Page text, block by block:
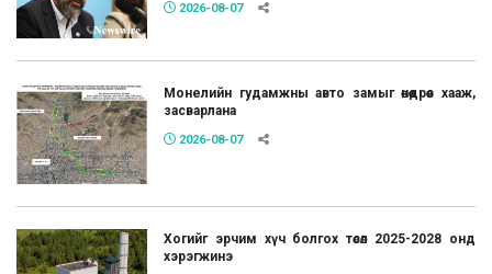
2026-08-07
Монелийн гудамжны авто замыг өнөөдрөөс хааж,
засварлана
2026-08-07
Хогийг эрчим хүч болгох төсөл 2025-2028 онд
хэрэгжинэ